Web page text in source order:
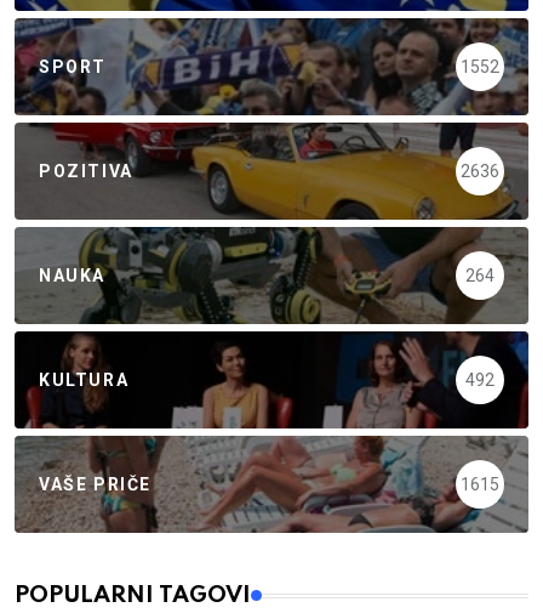
SPORT 1552
POZITIVA 2636
NAUKA 264
KULTURA 492
VAŠE PRIČE 1615
POPULARNI TAGOVI